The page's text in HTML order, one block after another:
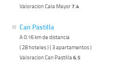
Valoracion Cala Mayor7.4
Can Pastilla
A 0.16 km de distancia
( 28 hoteles ) ( 3 apartamentos )
Valoracion Can Pastilla 6.5